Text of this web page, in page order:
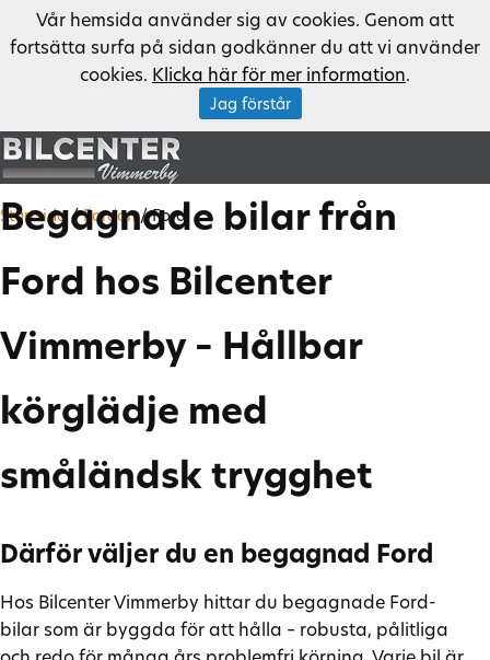
Startsida/Fordon/Ford
Begagnade bilar från
Ford hos Bilcenter
Vimmerby – Hållbar
körglädje med
småländsk trygghet
Därför väljer du en begagnad Ford
Hos Bilcenter Vimmerby hittar du begagnade Ford-
bilar som är byggda för att hålla – robusta, pålitliga
Vår hemsida använder sig av cookies. Genom att
fortsätta surfa på sidan godkänner du att vi använder
cookies. Klicka här för mer information.
Jag förstår